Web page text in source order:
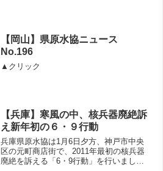
【岡山】県原水協ニュース
No.196
▲クリック
【兵庫】寒風の中、核兵器廃絶訴
え新年初の６・９行動
兵庫県原水協は1月6日夕方、神戸市中央
区の元町商店街で、2011年最初の核兵器
廃絶を訴える「6・9行動」を行いまし